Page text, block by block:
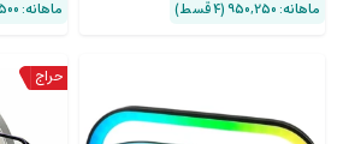
ماهانه: 950,250 (۴ قسط)
ماهانه: 1,128,500 (۴ قسط)